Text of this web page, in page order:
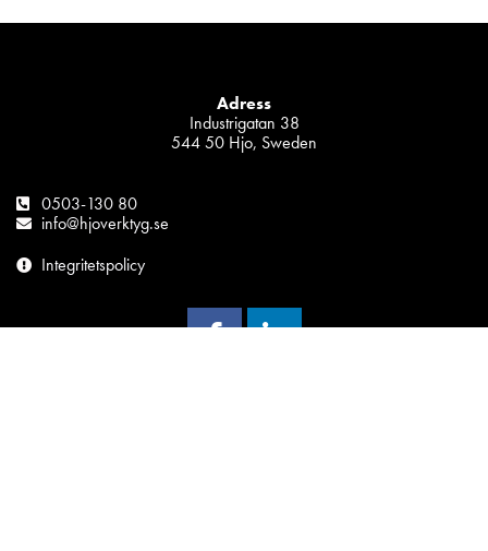
Adress
Industrigatan 38
544 50 Hjo, Sweden
0503-130 80
info@hjoverktyg.se
Integritetspolicy